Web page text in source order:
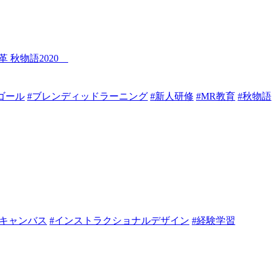
秋物語2020
ール #ブレンディッドラーニング #新人研修 #MR教育 #秋物語
ャンバス #インストラクショナルデザイン #経験学習